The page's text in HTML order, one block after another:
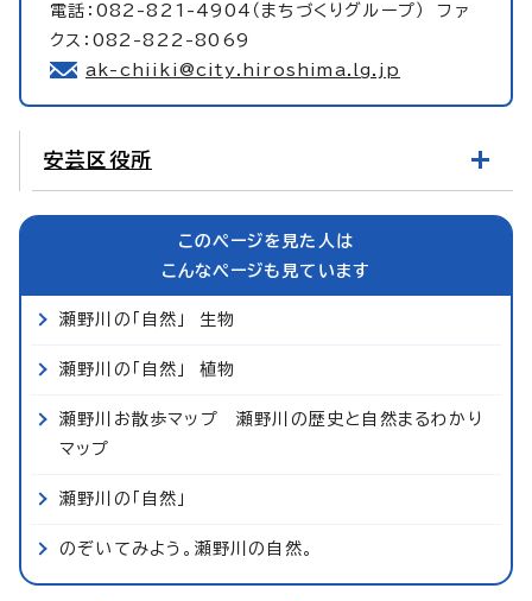
電話：082-821-4904（まちづくりグループ） ファ
クス：082-822-8069
ak-chiiki@city.hiroshima.lg.jp
安芸区役所
このページを見た人は
こんなページも見ています
瀬野川の「自然」 生物
瀬野川の「自然」 植物
瀬野川お散歩マップ 瀬野川の歴史と自然まるわかり
マップ
瀬野川の「自然」
のぞいてみよう。瀬野川の自然。